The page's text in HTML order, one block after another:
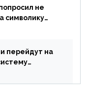
не
символику
перейдут на